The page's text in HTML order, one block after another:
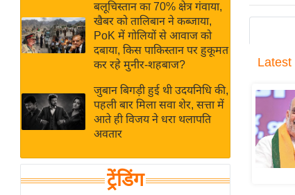
Live
News in
Hindi
News
अंतर्राष्ट्रीय
बिज़नेस
विशेषज्ञ
राय
खेल
क्रिकेट
बलूचिस्तान का 70% क्षेत्र गंवाया,
खैबर को तालिबान ने कब्जाया,
PoK में गोलियों से आवाज को
दबाया, किस पाकिस्तान पर हुकूमत
कर रहे मुनीर-शहबाज?
जुबान बिगड़ी हुई थी उदयनिधि की,
पहली बार मिला सवा शेर, सत्ता में
आते ही विजय ने धरा थलापति
अवतार
ट्रेंडिंग
Latest